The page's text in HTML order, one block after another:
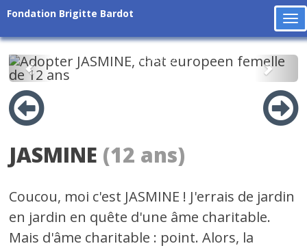
Fondation Brigitte Bardot
Précédent
JASMINE (12 ans)
Coucou, moi c'est JASMINE ! J'errais de jardin
en jardin en quête d'une âme charitable.
Mais d'âme charitable : point. Alors, la